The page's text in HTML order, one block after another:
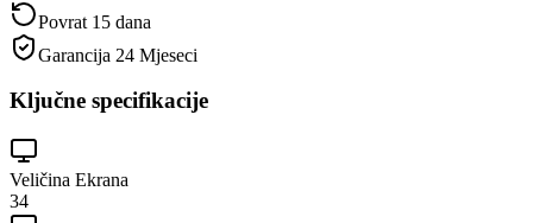
Povrat 15 dana
Garancija 24 Mjeseci
Ključne specifikacije
Veličina Ekrana
34